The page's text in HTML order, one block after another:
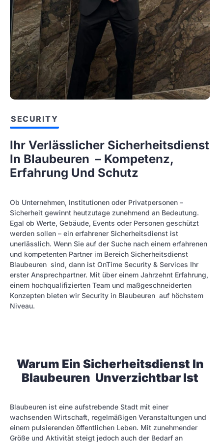
SECURITY
Ihr Verlässlicher Sicherheitsdienst
In Blaubeuren – Kompetenz,
Erfahrung Und Schutz
Ob Unternehmen, Institutionen oder Privatpersonen –
Sicherheit gewinnt heutzutage zunehmend an Bedeutung.
Egal ob Werte, Gebäude, Events oder Personen geschützt
werden sollen – ein erfahrener Sicherheitsdienst ist
unerlässlich. Wenn Sie auf der Suche nach einem erfahrenen
und kompetenten Partner im Bereich Sicherheitsdienst
Blaubeuren sind, dann ist OnTime Security & Services Ihr
erster Ansprechpartner. Mit über einem Jahrzehnt Erfahrung,
einem hochqualifizierten Team und maßgeschneiderten
Konzepten bieten wir Security in Blaubeuren auf höchstem
Niveau.
Warum Ein Sicherheitsdienst In
Blaubeuren Unverzichtbar Ist
Blaubeuren ist eine aufstrebende Stadt mit einer
wachsenden Wirtschaft, regelmäßigen Veranstaltungen und
einem pulsierenden öffentlichen Leben. Mit zunehmender
Größe und Aktivität steigt jedoch auch der Bedarf an